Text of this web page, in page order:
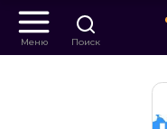
Меню Поиск